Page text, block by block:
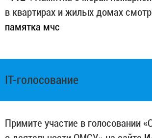
в квартирах и жилых домах
памятка мчс
IT-голосование
Примите участие в голосовании